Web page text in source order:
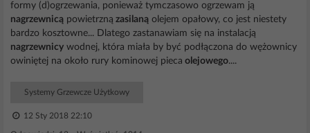
formy (d)ogrzewania, ponieważ tymczasowo ogrzewam ją
nagrzewnicą powietrzną zasilaną olejem opałowy, co jest niestety
bardzo kosztowne... Dlatego zastanawiam się na instalacją
nagrzewnicy wodnej, która miała by być podłączona do wężownicy
owiniętej na około rury kominowej pieca olejowego....
Systemy Grzewcze Użytkowy
12 Sty 2018 22:10